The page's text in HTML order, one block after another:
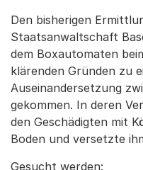
Den bisherigen
Staatsanwaltschaft
dem Boxautomaten
klärenden Gründen zu
Auseinandersetzung
gekommen. In deren
den Geschädigten mit
Boden und versetzte
Gesucht werden: